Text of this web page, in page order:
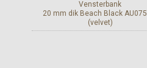
Vensterbank
20 mm dik Beach Black AU075
(velvet)